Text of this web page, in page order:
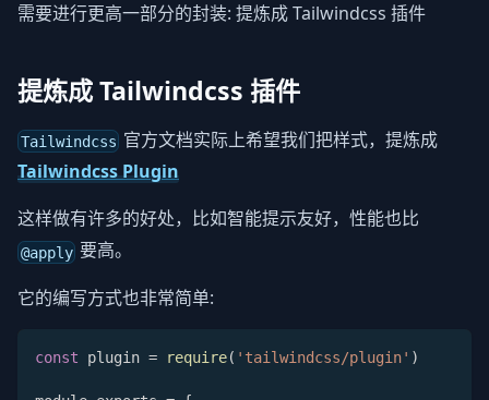
需要进行更高一部分的封装: 提炼成 Tailwindcss 插件
提炼成 Tailwindcss 插件
Tailwindcss 官方文档实际上希望我们把样式，提炼成
Tailwindcss Plugin
这样做有许多的好处，比如智能提示友好，性能也比
@apply 要高。
它的编写方式也非常简单:
const plugin = require( 'tailwindcss/plugin' )